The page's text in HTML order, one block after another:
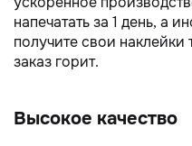
напечатать за 1 день, а
получите свои
заказ горит.
Высокое качество